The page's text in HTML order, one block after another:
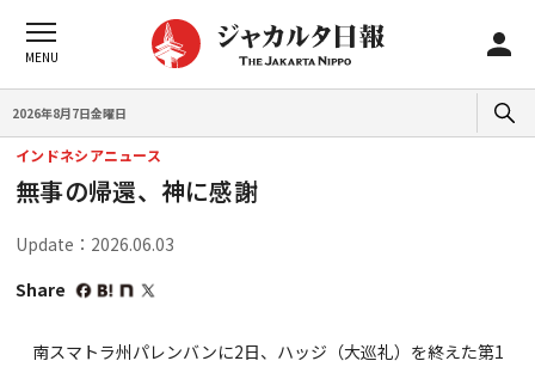
2026年8月7日金曜日
インドネシアニュース
無事の帰還、神に感謝
Update：2026.06.03
Share
南スマトラ州パレンバンに2日、ハッジ（大巡礼）を終えた第1